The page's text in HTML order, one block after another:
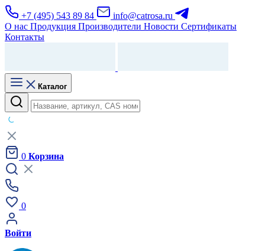
+7 (495) 543 89 84
info@catrosa.ru
О нас Продукция Производители Новости Сертификаты
Контакты
Каталог
0 Корзина
0
Войти